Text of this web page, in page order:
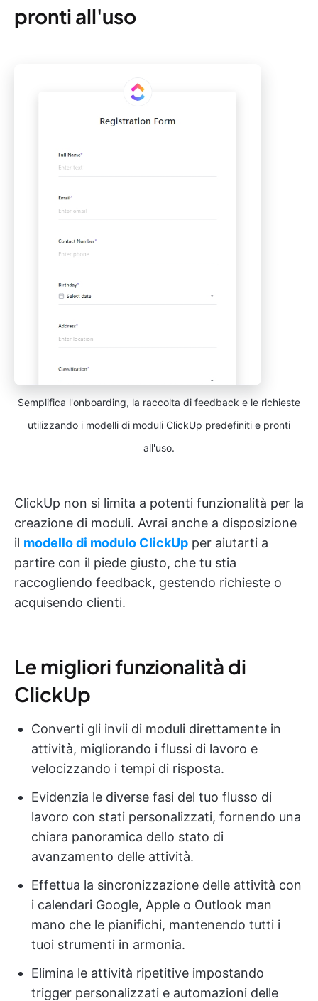
pronti all'uso
Semplifica l'onboarding, la raccolta di feedback e le richieste
utilizzando i modelli di moduli ClickUp predefiniti e pronti
all'uso.
ClickUp non si limita a potenti funzionalità per la
creazione di moduli. Avrai anche a disposizione
il modello di modulo ClickUp per aiutarti a
partire con il piede giusto, che tu stia
raccogliendo feedback, gestendo richieste o
acquisendo clienti.
Le migliori funzionalità di
ClickUp
Converti gli invii di moduli direttamente in
attività, migliorando i flussi di lavoro e
velocizzando i tempi di risposta.
Evidenzia le diverse fasi del tuo flusso di
lavoro con stati personalizzati, fornendo una
chiara panoramica dello stato di
avanzamento delle attività.
Effettua la sincronizzazione delle attività con
i calendari Google, Apple o Outlook man
mano che le pianifichi, mantenendo tutti i
tuoi strumenti in armonia.
Elimina le attività ripetitive impostando
trigger personalizzati e automazioni delle